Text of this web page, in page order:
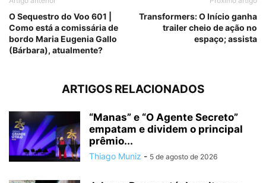
O Sequestro do Voo 601 |
Como está a comissária de
bordo Maria Eugenia Gallo
(Bárbara), atualmente?
Transformers: O Início ganha
trailer cheio de ação no
espaço; assista
ARTIGOS RELACIONADOS
“Manas” e “O Agente Secreto”
empatam e dividem o principal
prêmio...
Thiago Muniz - 5 de agosto de 2026